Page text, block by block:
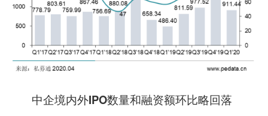
中企境内外IPO数量和融资额环比略回落